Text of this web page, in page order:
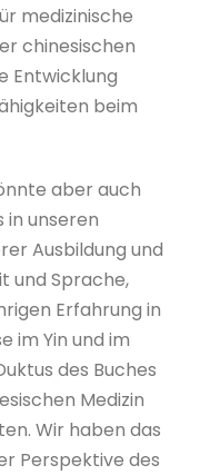
medizinische
chinesischen
Entwicklung
beim
aber auch
in unseren
Ausbildung und
und Sprache,
Erfahrung in
im Yin und im
des Buches
Medizin
Wir haben das
Perspektive des